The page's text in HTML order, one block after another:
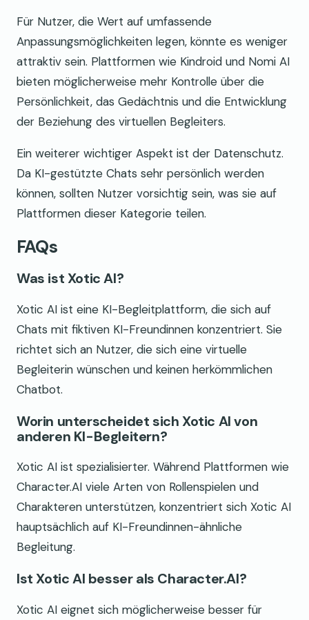
Für Nutzer, die Wert auf umfassende
Anpassungsmöglichkeiten legen, könnte es weniger
attraktiv sein. Plattformen wie Kindroid und Nomi AI
bieten möglicherweise mehr Kontrolle über die
Persönlichkeit, das Gedächtnis und die Entwicklung
der Beziehung des virtuellen Begleiters.
Ein weiterer wichtiger Aspekt ist der Datenschutz.
Da KI-gestützte Chats sehr persönlich werden
können, sollten Nutzer vorsichtig sein, was sie auf
Plattformen dieser Kategorie teilen.
FAQs
Was ist Xotic AI?
Xotic AI ist eine KI-Begleitplattform, die sich auf
Chats mit fiktiven KI-Freundinnen konzentriert. Sie
richtet sich an Nutzer, die sich eine virtuelle
Begleiterin wünschen und keinen herkömmlichen
Chatbot.
Worin unterscheidet sich Xotic AI von
anderen KI-Begleitern?
Xotic AI ist spezialisierter. Während Plattformen wie
Character.AI viele Arten von Rollenspielen und
Charakteren unterstützen, konzentriert sich Xotic AI
hauptsächlich auf KI-Freundinnen-ähnliche
Begleitung.
Ist Xotic AI besser als Character.AI?
Xotic AI eignet sich möglicherweise besser für